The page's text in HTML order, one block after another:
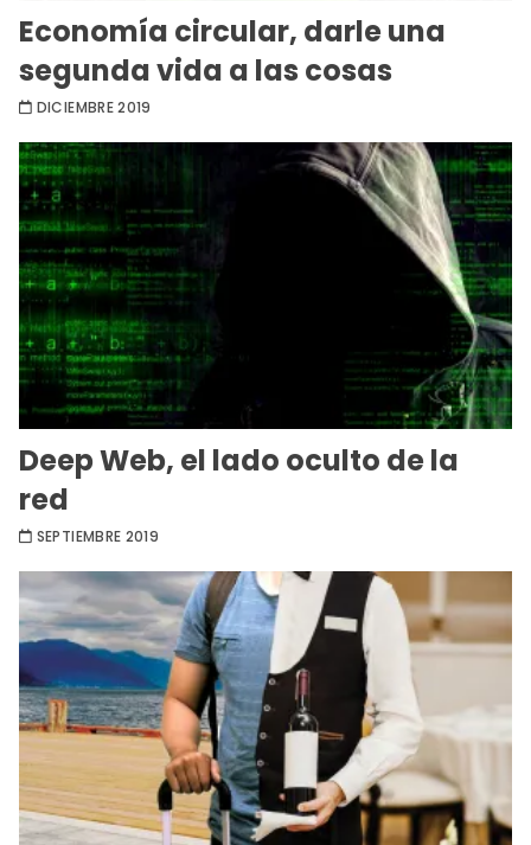
Economía circular, darle una
segunda vida a las cosas
DICIEMBRE 2019
Deep Web, el lado oculto de la
red
SEPTIEMBRE 2019